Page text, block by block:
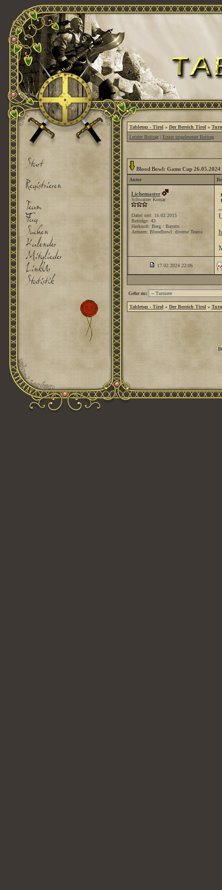
Tabletop - Tirol » Der Bereich Tirol »
Letzter Beitrag | Erster ungelesener Beitrag
Blood Bowl: Gams Cup
Autor
Lichemaster
Schwarzer Korsar
Dabei seit: 16.02.2015
Beiträge: 43
Herkunft: Berg / Bayern
Armeen: Bloodbowl: diverse Teams
17.02.2024 22:06
Gehe zu:
Tabletop - Tirol » Der Bereich Tirol »